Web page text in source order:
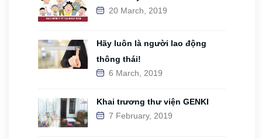
20 March, 2019
Hãy luôn là người lao động
thông thái!
6 March, 2019
Khai trương thư viện GENKI
7 February, 2019